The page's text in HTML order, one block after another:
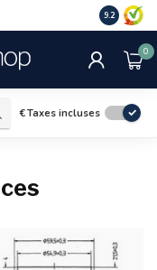
9.2
0
€Taxes incluses